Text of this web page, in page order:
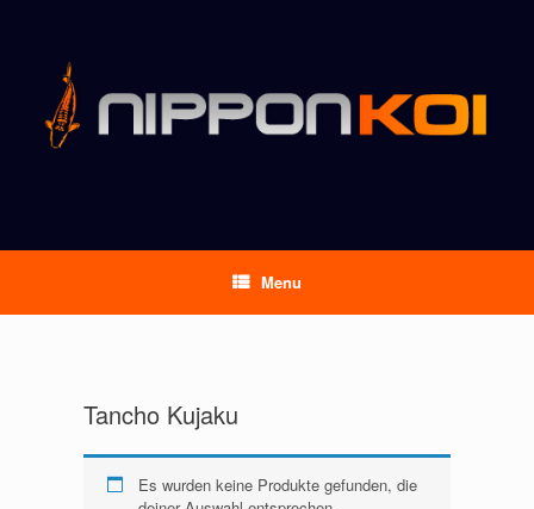
Menu
Tancho Kujaku
Es wurden keine Produkte gefunden, die